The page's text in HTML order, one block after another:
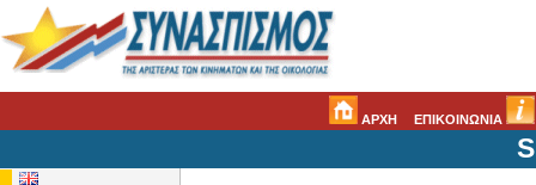
ΑΡΧΗ ΕΠΙΚΟΙΝΩΝΙΑ